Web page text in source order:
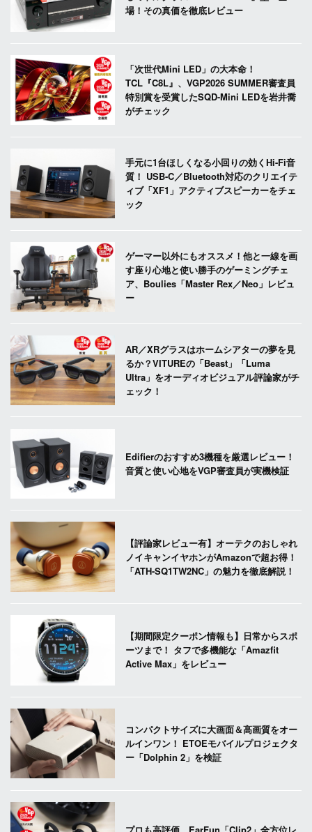
場！その真価を徹底レビュー
「次世代Mini LED」の大本命！
TCL『C8L』、VGP2026 SUMMER審査員
特別賞を受賞したSQD-Mini LEDを岩井喬
がチェック
手元に1台ほしくなる小回りの効くHi-Fi音
質！ USB-C／Bluetooth対応のクリエイテ
ィブ「XF1」アクティブスピーカーをチェ
ック
ゲーマー以外にもオススメ！他と一線を画
す座り心地と使い勝手のゲーミングチェ
ア、Boulies「Master Rex／Neo」レビュ
ー
AR／XRグラスはホームシアターの夢を見
るか？VITUREの「Beast」「Luma
Ultra」をオーディオビジュアル評論家がチ
ェック！
Edifierのおすすめ3機種を厳選レビュー！
音質と使い心地をVGP審査員が実機検証
【評論家レビュー有】オーテクのおしゃれ
ノイキャンイヤホンがAmazonで超お得！
「ATH-SQ1TW2NC」の魅力を徹底解説！
【期間限定クーポン情報も】日常からスポ
ーツまで！ タフで多機能な「Amazfit
Active Max」をレビュー
コンパクトサイズに大画面＆高画質をオー
ルインワン！ ETOEモバイルプロジェクタ
ー「Dolphin 2」を検証